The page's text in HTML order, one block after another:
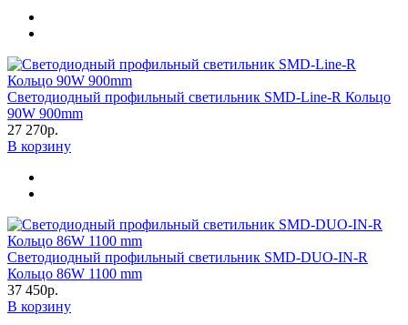
Светодиодный профильный светильник SMD-Line-R Кольцо
90W 900mm
27 270р.
В корзину
Светодиодный профильный светильник SMD-DUO-IN-R
Кольцо 86W 1100 mm
37 450р.
В корзину